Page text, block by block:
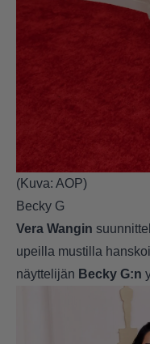
(Kuva: AOP)
Becky G
Vera Wangin
upeilla mustilla
näyttelijän Becky G:n